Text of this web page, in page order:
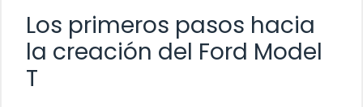
Los primeros pasos hacia
la creación del Ford Model
T